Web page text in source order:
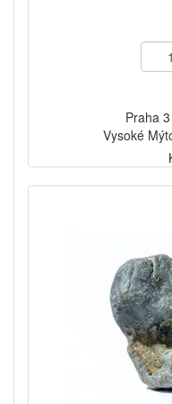
Praha
Vysoké